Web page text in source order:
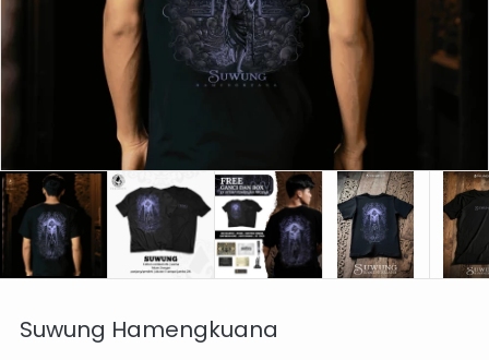
Suwung Hamengkuana